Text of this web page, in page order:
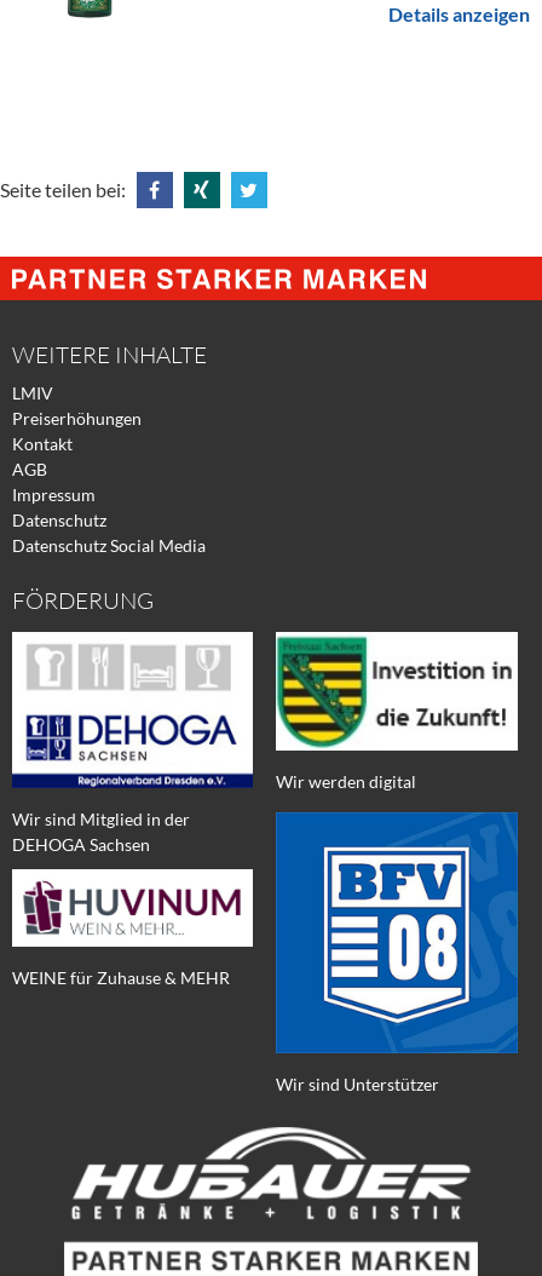
Details anzeigen
Seite teilen bei:
@
Facebook
@
Xing
@
Twitter
WEITERE INHALTE
LMIV
Preiserhöhungen
Kontakt
AGB
Impressum
Datenschutz
Datenschutz Social Media
FÖRDERUNG
Wir sind Mitglied in der
DEHOGA Sachsen
WEINE für Zuhause & MEHR
Wir werden digital
Wir sind Unterstützer